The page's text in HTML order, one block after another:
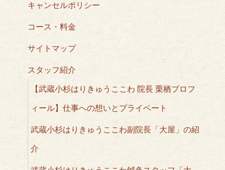
キャンセルポリシー
コース・料金
サイトマップ
スタッフ紹介
【武蔵小杉はりきゅうここわ 院長 栗栖プロフ
ィール】仕事への想いとプライベート
武蔵小杉はりきゅうここわ副院長「大屋」の紹
介